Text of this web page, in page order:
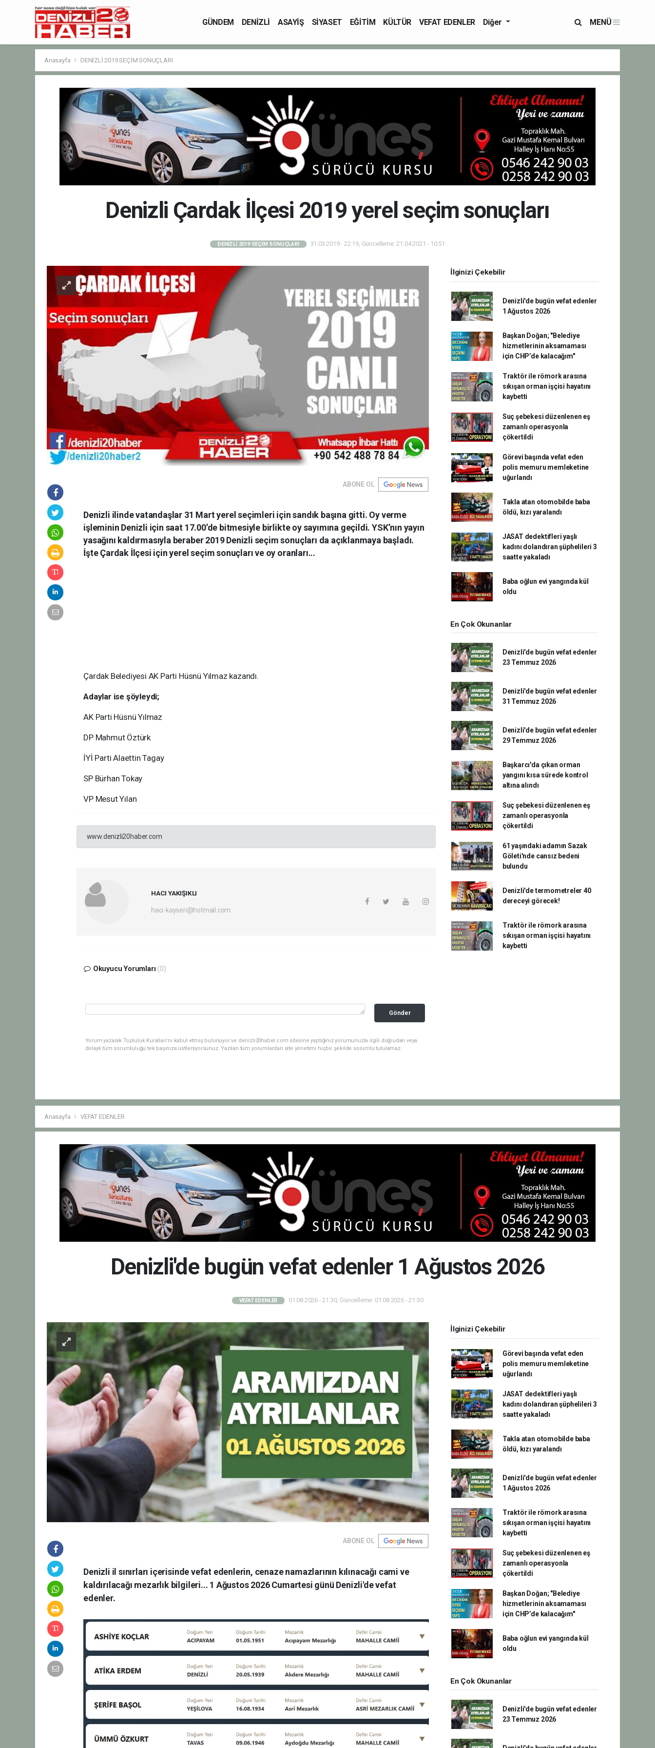
GÜNDEM DENİZLİ ASAYİŞ SİYASET EĞİTİM KÜLTÜR VEFAT EDENLER Diğer MENÜ
Anasayfa DENİZLİ 2019 SEÇİM SONUÇLARI
Denizli Çardak İlçesi 2019 yerel seçim sonuçları
DENİZLİ 2019 SEÇİM SONUÇLARI 31.03.2019 - 22:19, Güncelleme: 21.04.2021 - 10:51
ABONE OL
Denizli ilinde vatandaşlar 31 Mart yerel seçimleri için sandık başına gitti. Oy verme
işleminin Denizli için saat 17.00’de bitmesiyle birlikte oy sayımına geçildi. YSK’nın yayın
yasağını kaldırmasıyla beraber 2019 Denizli seçim sonuçları da açıklanmaya başladı.
İşte Çardak İlçesi için yerel seçim sonuçları ve oy oranları...
Çardak Belediyesi AK Parti Hüsnü Yılmaz kazandı.
Adaylar ise şöyleydi;
AK Parti Hüsnü Yılmaz
DP Mahmut Öztürk
İYİ Parti Alaettin Tagay
SP Bürhan Tokay
VP Mesut Yılan
www.denizli20haber.com
HACI YAKIŞIKLI
haci-kayseri@hotmail.com
Okuyucu Yorumları (0)
Gönder
Yorum yazarak Topluluk Kuralları’nı kabul etmiş bulunuyor ve denizli20haber.com sitesine yaptığınız yorumunuzla ilgili doğrudan veya
dolaylı tüm sorumluluğu tek başınıza üstleniyorsunuz. Yazılan tüm yorumlardan site yönetimi hiçbir şekilde sorumlu tutulamaz.
İlginizi Çekebilir
Denizli'de bugün vefat edenler
1 Ağustos 2026
Başkan Doğan; "Belediye
hizmetlerinin aksamaması
için CHP’de kalacağım"
Traktör ile römork arasına
sıkışan orman işçisi hayatını
kaybetti
Suç şebekesi düzenlenen eş
zamanlı operasyonla
çökertildi
Görevi başında vefat eden
polis memuru memleketine
uğurlandı
Takla atan otomobilde baba
öldü, kızı yaralandı
JASAT dedektifleri yaşlı
kadını dolandıran şüphelileri 3
saatte yakaladı
Baba oğlun evi yangında kül
oldu
En Çok Okunanlar
Denizli'de bugün vefat edenler
23 Temmuz 2026
Denizli'de bugün vefat edenler
31 Temmuz 2026
Denizli'de bugün vefat edenler
29 Temmuz 2026
Başkarcı'da çıkan orman
yangını kısa sürede kontrol
altına alındı
Suç şebekesi düzenlenen eş
zamanlı operasyonla
çökertildi
61 yaşındaki adamın Sazak
Göleti'nde cansız bedeni
bulundu
Denizli'de termometreler 40
dereceyi görecek!
Traktör ile römork arasına
sıkışan orman işçisi hayatını
kaybetti
Anasayfa VEFAT EDENLER
Denizli'de bugün vefat edenler 1 Ağustos 2026
VEFAT EDENLER 01.08.2026 - 21:30, Güncelleme: 01.08.2026 - 21:30
ABONE OL
Denizli il sınırları içerisinde vefat edenlerin, cenaze namazlarının kılınacağı cami ve
kaldırılacağı mezarlık bilgileri... 1 Ağustos 2026 Cumartesi günü Denizli'de vefat
edenler.
İlginizi Çekebilir
Görevi başında vefat eden
polis memuru memleketine
uğurlandı
JASAT dedektifleri yaşlı
kadını dolandıran şüphelileri 3
saatte yakaladı
Takla atan otomobilde baba
öldü, kızı yaralandı
Denizli'de bugün vefat edenler
1 Ağustos 2026
Traktör ile römork arasına
sıkışan orman işçisi hayatını
kaybetti
Suç şebekesi düzenlenen eş
zamanlı operasyonla
çökertildi
Başkan Doğan; "Belediye
hizmetlerinin aksamaması
için CHP’de kalacağım"
Baba oğlun evi yangında kül
oldu
En Çok Okunanlar
Denizli'de bugün vefat edenler
23 Temmuz 2026